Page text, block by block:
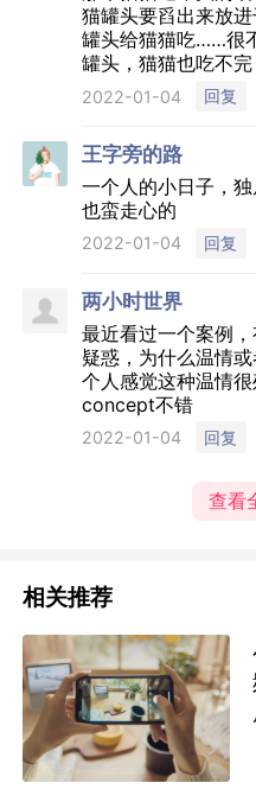
猫罐头要舀出来放
罐头给猫猫吃……很
罐头，猫猫也吃不完
2022-01-04 回复
王字旁的路
一个人的小日子，
也蛮走心的
2022-01-04 回复
两小时世界
最近看过一个案例，
疑惑，为什么温情
个人感觉这种温情很
concept不错
2022-01-04 回复
查看
相关推荐